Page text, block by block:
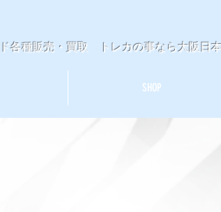
各種販売・買取 トレカの事なら大阪日
SHOP